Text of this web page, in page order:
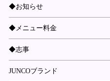
◆お知らせ
◆メニュー料金
◆志事
JUNCOブランド